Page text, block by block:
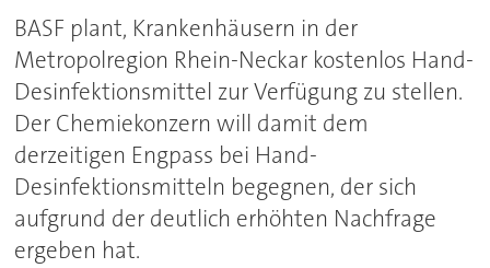
BASF plant, Krankenhäusern in der
Metropolregion Rhein-Neckar kostenlos Hand-
Desinfektionsmittel zur Verfügung zu stellen.
Der Chemiekonzern will damit dem
derzeitigen Engpass bei Hand-
Desinfektionsmitteln begegnen, der sich
aufgrund der deutlich erhöhten Nachfrage
ergeben hat.